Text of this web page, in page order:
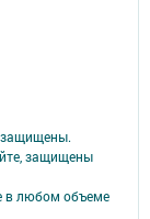
защищены.
защищены
в любом объеме